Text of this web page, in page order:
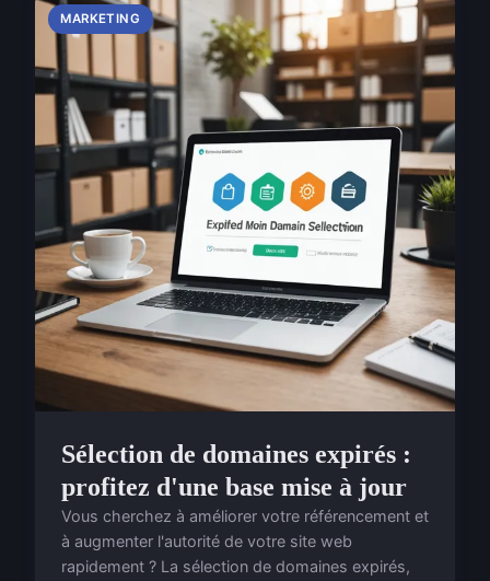
MARKETING
Sélection de domaines expirés :
profitez d'une base mise à jour
Vous cherchez à améliorer votre référencement et
à augmenter l'autorité de votre site web
rapidement ? La sélection de domaines expirés,